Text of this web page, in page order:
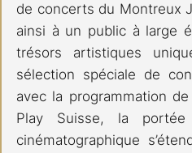
de concerts du Montreux
ainsi à un public à large
trésors artistiques
sélection spéciale de
avec la programmation
Play Suisse, la
cinématographique